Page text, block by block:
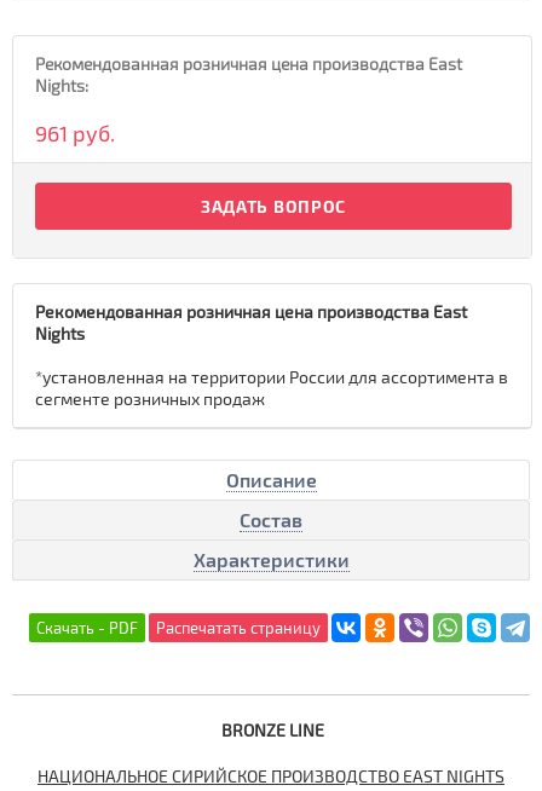
Рекомендованная розничная цена производства East
Nights:
961 руб.
ЗАДАТЬ ВОПРОС
Рекомендованная розничная цена производства East
Nights
*установленная на территории России для ассортимента в
сегменте розничных продаж
Описание
Состав
Характеристики
BRONZE LINE
НАЦИОНАЛЬНОЕ СИРИЙСКОЕ ПРОИЗВОДСТВО EAST NIGHTS